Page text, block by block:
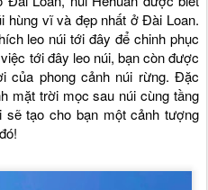
hùng vĩ và đẹp nhất ở Đài Loan.
leo núi tới đây để chinh phục
tới đây leo núi, bạn còn được
của phong cảnh núi rừng. Đặc
mặt trời mọc sau núi cùng tầng
sẽ tạo cho bạn một cảnh tượng